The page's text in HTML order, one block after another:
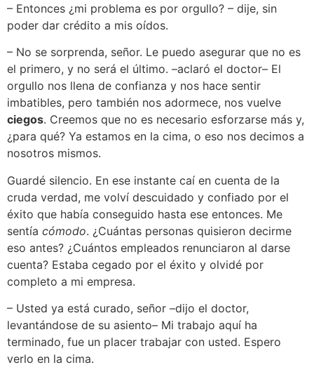
– Entonces ¿mi problema es por orgullo? – dije, sin
poder dar crédito a mis oídos.
– No se sorprenda, señor. Le puedo asegurar que no es
el primero, y no será el último. –aclaró el doctor– El
orgullo nos llena de confianza y nos hace sentir
imbatibles, pero también nos adormece, nos vuelve
ciegos. Creemos que no es necesario esforzarse más y,
¿para qué? Ya estamos en la cima, o eso nos decimos a
nosotros mismos.
Guardé silencio. En ese instante caí en cuenta de la
cruda verdad, me volví descuidado y confiado por el
éxito que había conseguido hasta ese entonces. Me
sentía cómodo. ¿Cuántas personas quisieron decirme
eso antes? ¿Cuántos empleados renunciaron al darse
cuenta? Estaba cegado por el éxito y olvidé por
completo a mi empresa.
– Usted ya está curado, señor –dijo el doctor,
levantándose de su asiento– Mi trabajo aquí ha
terminado, fue un placer trabajar con usted. Espero
verlo en la cima.